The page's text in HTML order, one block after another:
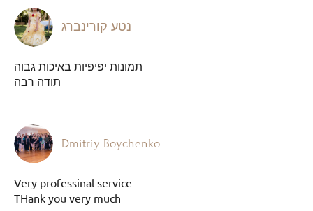
נטע קורינברג
תמונות יפיפיות באיכות גבוה
תודה רבה
Dmitriy Boychenko
Very professinal service
THank you very much